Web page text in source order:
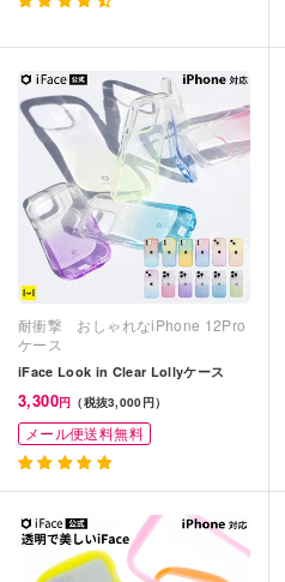
耐衝撃 おしゃれなiPhone 12Pro
ケース
iFace Look in Clear Lollyケース
3,300円 （税抜3,000円）
メール便送料無料